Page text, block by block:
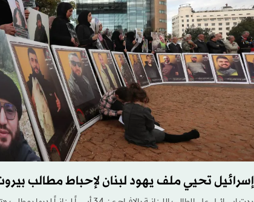
إسرائيل تحيي ملف يهود لبنان لإحباط مطالب بيروت بـ34